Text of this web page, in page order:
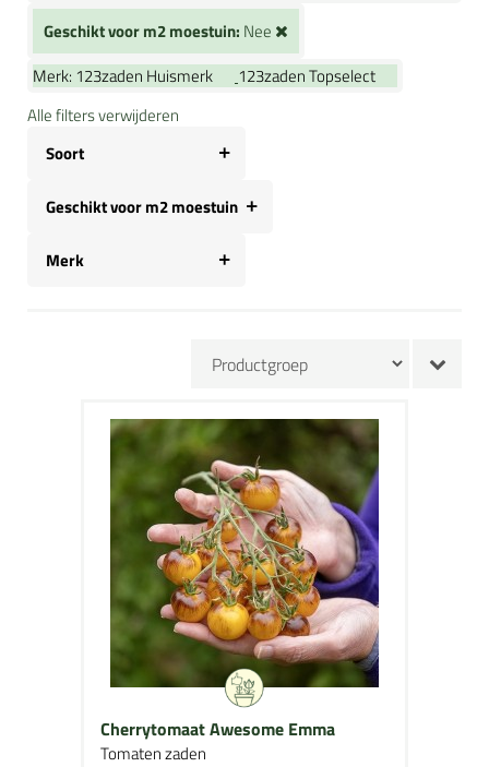
Geschikt voor m2 moestuin: Nee
Merk: 123zaden Huismerk
123zaden Topselect
Alle filters verwijderen
Soort
Geschikt voor m2 moestuin
Merk
Cherrytomaat Awesome Emma
Tomaten zaden